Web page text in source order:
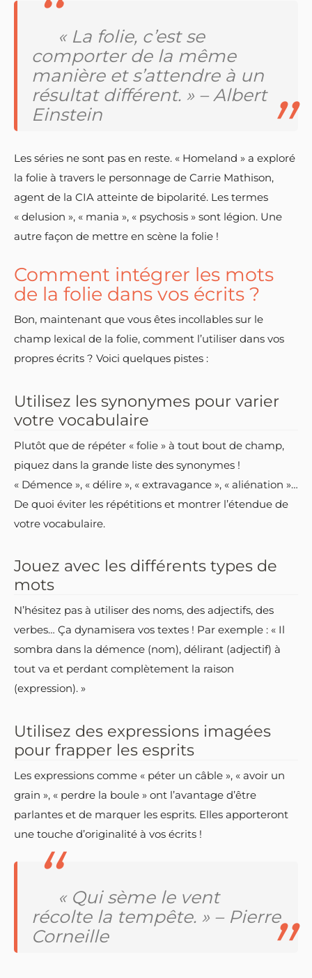
« La folie, c’est se
comporter de la même
manière et s’attendre à un
résultat différent. » – Albert
Einstein
Les séries ne sont pas en reste. « Homeland » a exploré
la folie à travers le personnage de Carrie Mathison,
agent de la CIA atteinte de bipolarité. Les termes
« delusion », « mania », « psychosis » sont légion. Une
autre façon de mettre en scène la folie !
Comment intégrer les mots
de la folie dans vos écrits ?
Bon, maintenant que vous êtes incollables sur le
champ lexical de la folie, comment l’utiliser dans vos
propres écrits ? Voici quelques pistes :
Utilisez les synonymes pour varier
votre vocabulaire
Plutôt que de répéter « folie » à tout bout de champ,
piquez dans la grande liste des synonymes !
« Démence », « délire », « extravagance », « aliénation »…
De quoi éviter les répétitions et montrer l’étendue de
votre vocabulaire.
Jouez avec les différents types de
mots
N’hésitez pas à utiliser des noms, des adjectifs, des
verbes… Ça dynamisera vos textes ! Par exemple : « Il
sombra dans la démence (nom), délirant (adjectif) à
tout va et perdant complètement la raison
(expression). »
Utilisez des expressions imagées
pour frapper les esprits
Les expressions comme « péter un câble », « avoir un
grain », « perdre la boule » ont l’avantage d’être
parlantes et de marquer les esprits. Elles apporteront
une touche d’originalité à vos écrits !
« Qui sème le vent
récolte la tempête. » – Pierre
Corneille